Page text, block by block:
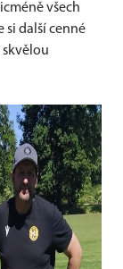
všech
si další cenné